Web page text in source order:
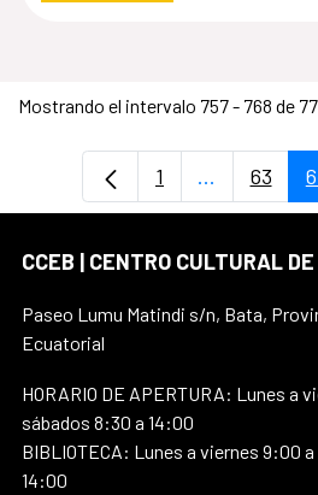
Mostrando el intervalo 757 - 768 de
Página
1 ...Páginas
63
CCEB | CENTRO CULTURAL
Paseo Lumu Matindi s/n, Bata,
Ecuatorial
HORARIO DE APERTURA: Lunes a
sábados 8:30 a 14:00
BIBLIOTECA: Lunes a viernes 9:00
14:00